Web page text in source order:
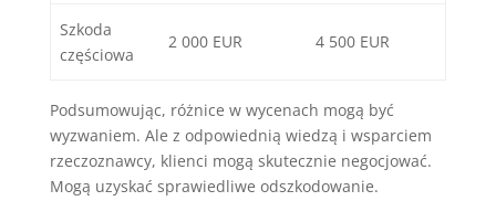
Szkoda
częściowa
2 000 EUR 4 500 EUR
Podsumowując, różnice w wycenach mogą być
wyzwaniem. Ale z odpowiednią wiedzą i wsparciem
rzeczoznawcy, klienci mogą skutecznie negocjować.
Mogą uzyskać sprawiedliwe odszkodowanie.